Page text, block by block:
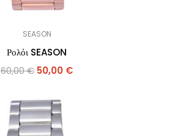
SEASON
Ρολόι SEASON
60,00€ 50,00 €